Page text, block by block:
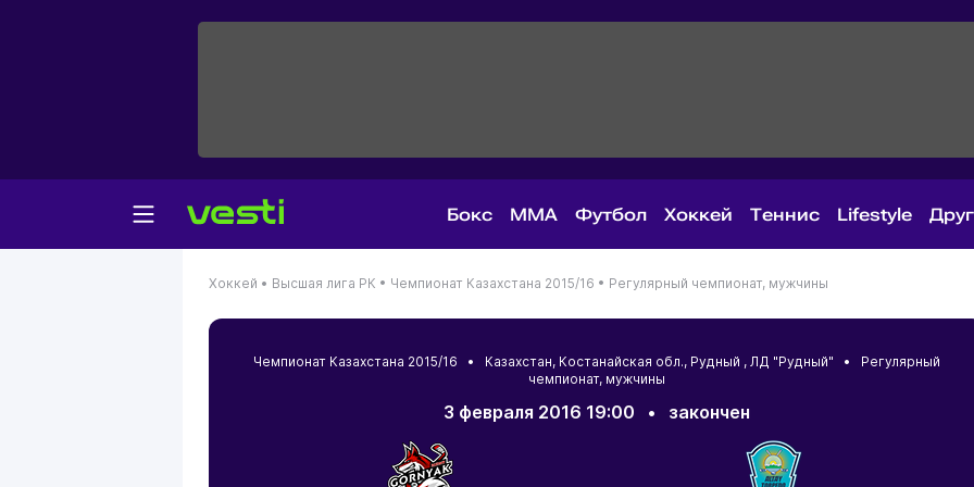
Бокс MMA Футбол Хоккей Теннис Lifestyle
Хоккей • Высшая лига РК • Чемпионат Казахстана 2015/16 • Регулярный чемпионат, мужчины
Чемпионат Казахстана 2015/16 • Казахстан, Костанайская обл., Рудный , ЛД "Рудный" • Регулярный
чемпионат, мужчины
3 февраля 2016 19:00 • закончен